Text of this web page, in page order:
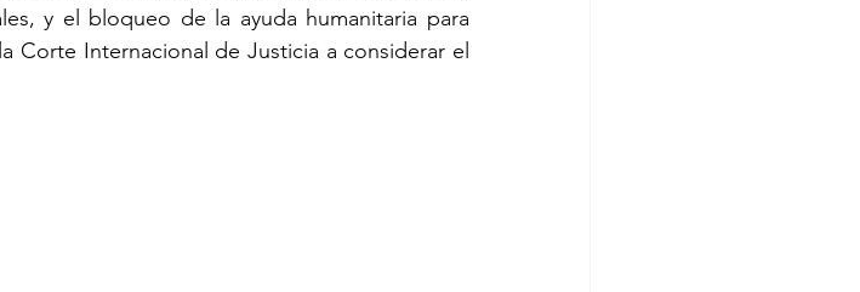
y el bloqueo de la ayuda humanitaria para
Corte Internacional de Justicia a considerar el